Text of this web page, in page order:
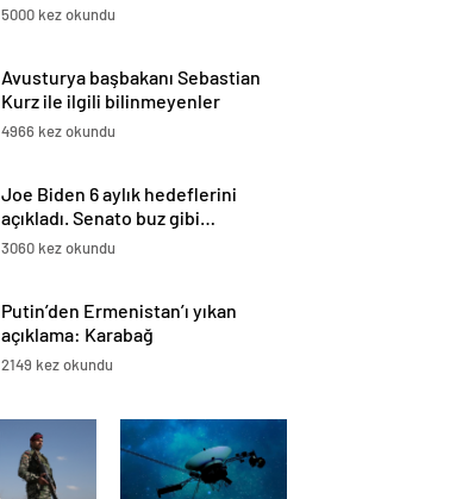
5000 kez okundu
Avusturya başbakanı Sebastian
Kurz ile ilgili bilinmeyenler
4966 kez okundu
Joe Biden 6 aylık hedeflerini
açıkladı. Senato buz gibi…
3060 kez okundu
Putin’den Ermenistan’ı yıkan
açıklama: Karabağ
Azerbaycan’ın ayrılmaz bir
2149 kez okundu